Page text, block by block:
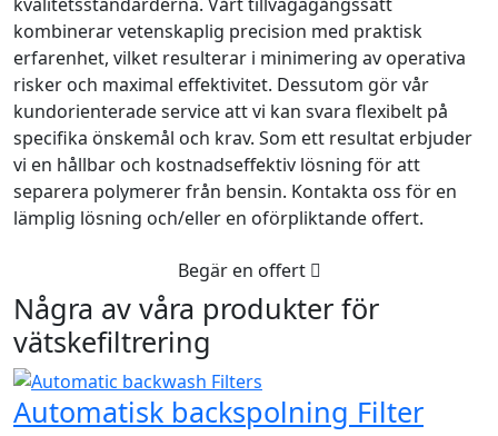
kombinerar vetenskaplig precision med praktisk
erfarenhet, vilket resulterar i minimering av operativa
risker och maximal effektivitet. Dessutom gör vår
kundorienterade service att vi kan svara flexibelt på
specifika önskemål och krav. Som ett resultat erbjuder
vi en hållbar och kostnadseffektiv lösning för att
separera polymerer från bensin. Kontakta oss för en
lämplig lösning och/eller en oförpliktande offert.
Begär en offert
Några av våra produkter för
vätskefiltrering
Automatisk backspolning Filter